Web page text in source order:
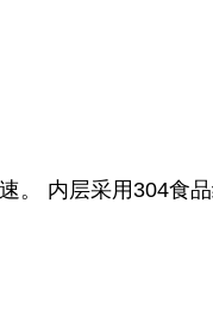
。 内层采用304食